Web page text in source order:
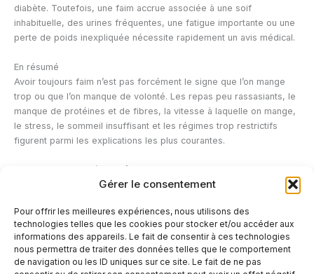
Gérer le consentement
Pour offrir les meilleures expériences, nous utilisons des
technologies telles que les cookies pour stocker et/ou accéder aux
informations des appareils. Le fait de consentir à ces technologies
nous permettra de traiter des données telles que le comportement
de navigation ou les ID uniques sur ce site. Le fait de ne pas
diabète. Toutefois, une faim accrue associée à une soif
inhabituelle, des urines fréquentes, une fatigue importante ou une
perte de poids inexpliquée nécessite rapidement un avis médical.
En résumé
Avoir toujours faim n’est pas forcément le signe que l’on mange
trop ou que l’on manque de volonté. Les repas peu rassasiants, le
manque de protéines et de fibres, la vitesse à laquelle on mange,
le stress, le sommeil insuffisant et les régimes trop restrictifs
figurent parmi les explications les plus courantes.
Avant de chercher à contrôler davantage votre alimentation,
assurez-vous que vos repas sont réellement complets et
d’autres symptômes doit néanmoins être évaluée par un
professionnel de santé afin d’écarter une cause médicale.